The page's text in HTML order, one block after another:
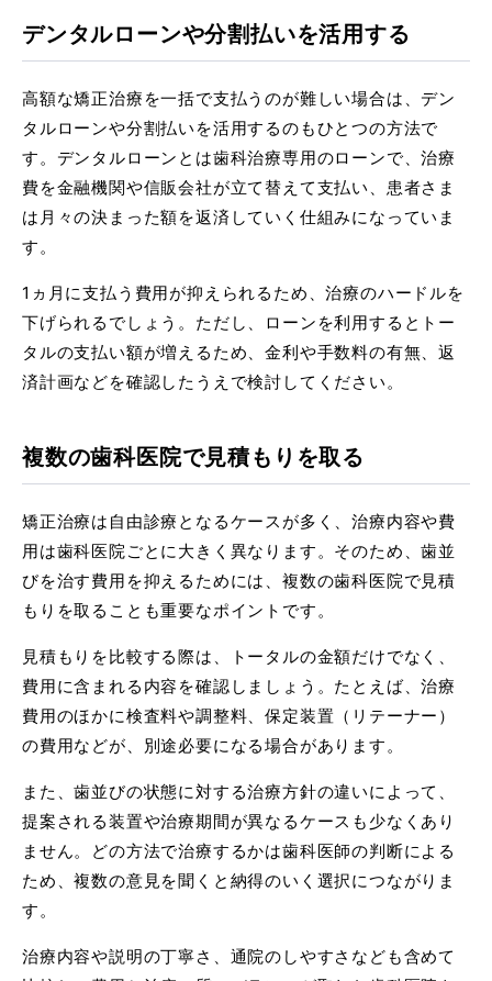
デンタルローンや分割払いを活用する
高額な矯正治療を一括で支払うのが難しい場合は、デン
タルローンや分割払いを活用するのもひとつの方法で
す。デンタルローンとは歯科治療専用のローンで、治療
費を金融機関や信販会社が立て替えて支払い、患者さま
は月々の決まった額を返済していく仕組みになっていま
す。
1ヵ月に支払う費用が抑えられるため、治療のハードルを
下げられるでしょう。ただし、ローンを利用するとトー
タルの支払い額が増えるため、金利や手数料の有無、返
済計画などを確認したうえで検討してください。
複数の歯科医院で見積もりを取る
矯正治療は自由診療となるケースが多く、治療内容や費
用は歯科医院ごとに大きく異なります。そのため、歯並
びを治す費用を抑えるためには、複数の歯科医院で見積
もりを取ることも重要なポイントです。
見積もりを比較する際は、トータルの金額だけでなく、
費用に含まれる内容を確認しましょう。たとえば、治療
費用のほかに検査料や調整料、保定装置（リテーナー）
の費用などが、別途必要になる場合があります。
また、歯並びの状態に対する治療方針の違いによって、
提案される装置や治療期間が異なるケースも少なくあり
ません。どの方法で治療するかは歯科医師の判断による
ため、複数の意見を聞くと納得のいく選択につながりま
す。
治療内容や説明の丁寧さ、通院のしやすさなども含めて